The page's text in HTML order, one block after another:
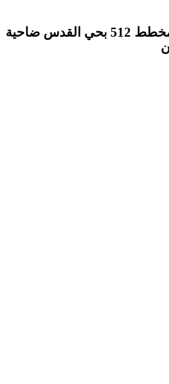
للبيع قطعة رقم 615 في مخطط 512 بحي القدس ضاحية